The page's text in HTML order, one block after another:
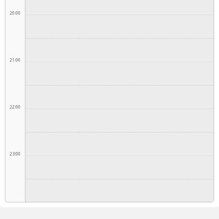
20:00
21:00
22:00
23:00